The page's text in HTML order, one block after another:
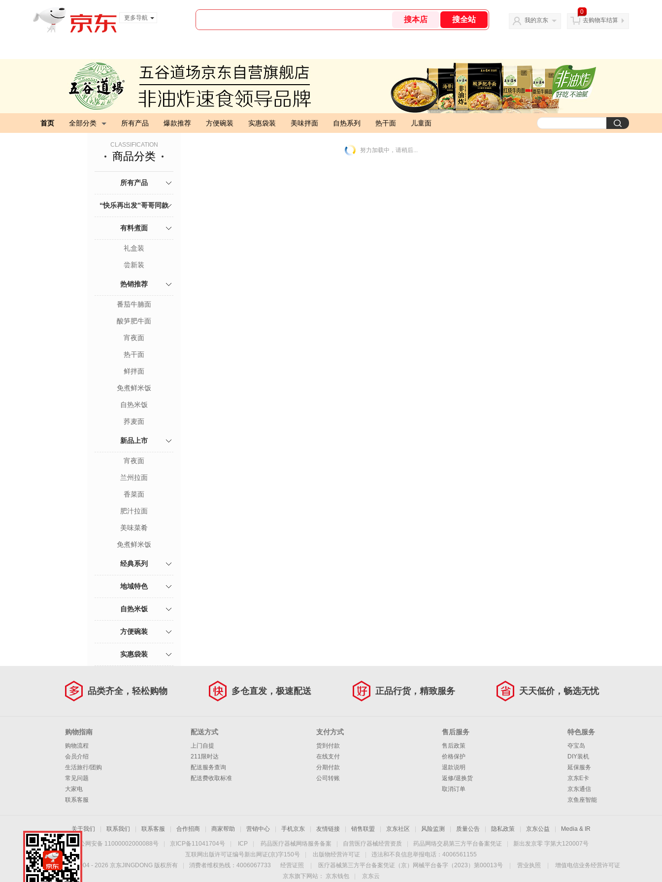
更多导航
我的京东
0
去购物车结算
首页 全部分类 所有产品 爆款推荐 方便碗装 实惠袋装 美味拌面 自热系列 热干面 儿童面
CLASSIFICATION
商品分类
所有产品
“快乐再出发”哥哥同款
有料煮面
礼盒装
尝新装
热销推荐
番茄牛腩面
酸笋肥牛面
宵夜面
热干面
鲜拌面
免煮鲜米饭
自热米饭
荞麦面
新品上市
宵夜面
兰州拉面
香菜面
肥汁拉面
美味菜肴
免煮鲜米饭
经典系列
地域特色
自热米饭
方便碗装
实惠袋装
努力加载中，请稍后...
品类齐全，轻松购物 多仓直发，极速配送 正品行货，精致服务 天天低价，畅选无忧
购物指南
购物流程
会员介绍
生活旅行/团购
常见问题
大家电
联系客服
配送方式
上门自提
211限时达
配送服务查询
配送费收取标准
支付方式
货到付款
在线支付
分期付款
公司转账
售后服务
售后政策
价格保护
退款说明
返修/退换货
取消订单
特色服务
夺宝岛
DIY装机
延保服务
京东E卡
京东通信
京鱼座智能
关于我们 联系我们 联系客服 合作招商 商家帮助 营销中心 手机京东 友情链接 销售联盟 京东社区 风险监测 质量公告 隐私政策 京东公益 Media & IR
京公网安备 11000002000088号 京ICP备11041704号 ICP 药品医疗器械网络服务备案 自营医疗器械经营资质 药品网络交易第三方平台备案凭证
新出发京零 字第大120007号
互联网出版许可证编号新出网证(京)字150号
出版物经营许可证
违法和不良信息举报电话：4006561155
Copyright © 2004 - 2026 京东JINGDONG 版权所有 消费者维权热线：4006067733 经营证照 医疗器械第三方平台备案凭证（京）网械平台备字（2023）第00013号 营业执照
增值电信业务经营许可证
京东旗下网站：
京东钱包
京东云